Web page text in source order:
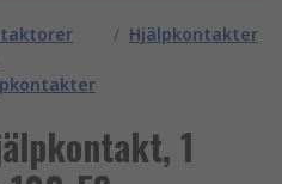
/ Hjälpkontakter
1